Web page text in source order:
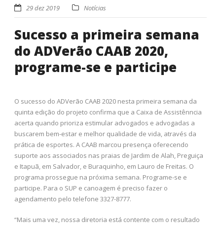
29 dez 2019 Notícias
Sucesso a primeira semana
do ADVerão CAAB 2020,
programe-se e participe
O sucesso do ADVerão CAAB 2020 nesta primeira semana da
quinta edição do projeto confirma que a Caixa de Assistênncia
acerta quando prioriza estimular advogados e advogadas a
buscarem bem-estar e melhor qualidade de vida, através da
prática de esportes. A CAAB marcou presença oferecendo
suporte aos associados nas praias de Jardim de Alah, Preguiça
e Itapuã, em Salvador, e Buraquinho, em Lauro de Freitas. O
programa prossegue na próxima semana. Programe-se e
participe. Para o SUP e canoagem é preciso fazer o
agendamento pelo telefone 3327-8777.
“Mais uma vez, nossa diretoria está contente com o resultado